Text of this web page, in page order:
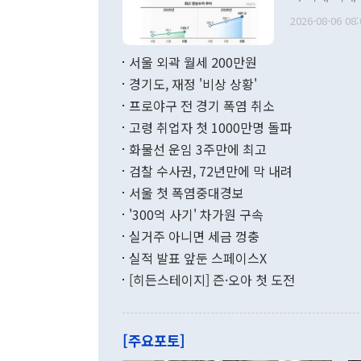
관의 무리한
다. [정동영 통일부 장관이 지난달 23일 오후 서울 종로구 정부서울청사에
무너졌다고
함께 4자 대
"우리의 선
관은 업무
료=한국은행] 한국은행이 6일 발표한 '2026년 6월 국제수지(잠정)'
며 월간 기
196.9% 급
수출은
기록했지만
로 전환됐다.
는 배당수입
2026-08-06
서울 외곽 월세 200만원
경기도, 재정 '비상 상황'
프로야구 전 경기 폭염 취소
고령 취업자 첫 1000만명 돌파
화물선 운임 3주만에 최고
검찰 수사권, 72년만에 막 내려
서울 첫 폭염중대경보
'300억 사기' 차가원 구속
실거주 아니면 세금 껑충
실적 발표 앞둔 스페이스X
[히든스테이지] 즌·오아 첫 도전
[주요포토]